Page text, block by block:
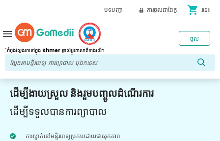
បទបញ្ជា ការចូលជាដៃគូ shopping_cart រទេះ
*កំពុងស្វែងរកនៅក្នុង Khmer ផ្លាស់ប្តូរភាសាពីខាងលើ។
ចូល
menu
ដើម្បីងាយស្រួល និងរួមបញ្ចូលដំណើរការ
ដើម្បីទទួលបានការព្យាបាល
ការស្នាក់នៅមន្ទីរពេទ្យប្រកបដោយផាសុកភាព